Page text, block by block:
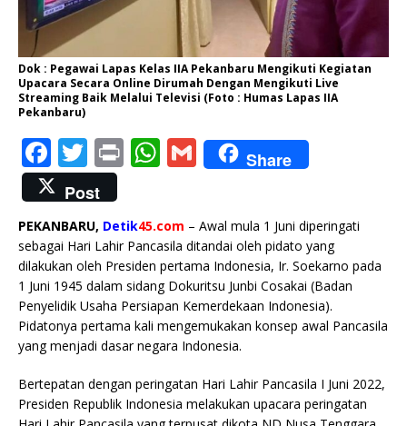
Dok : Pegawai Lapas Kelas IIA Pekanbaru Mengikuti Kegiatan
Upacara Secara Online Dirumah Dengan Mengikuti Live
Streaming Baik Melalui Televisi (Foto : Humas Lapas IIA
Pekanbaru)
F
a
c
e
b
o
o
k
T
w
it
te
r
P
n
t
W
s
A
p
p
G
m
l
Share
Post
PEKANBARU, Detik45.com – Awal mula 1 Juni diperingati
sebagai Hari Lahir Pancasila ditandai oleh pidato yang
dilakukan oleh Presiden pertama Indonesia, Ir. Soekarno pada
1 Juni 1945 dalam sidang Dokuritsu Junbi Cosakai (Badan
Penyelidik Usaha Persiapan Kemerdekaan Indonesia).
Pidatonya pertama kali mengemukakan konsep awal Pancasila
yang menjadi dasar negara Indonesia.
Bertepatan dengan peringatan Hari Lahir Pancasila I Juni 2022,
Presiden Republik Indonesia melakukan upacara peringatan